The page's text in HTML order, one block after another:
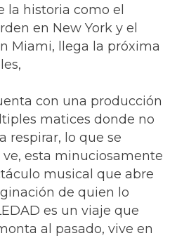
la historia como el
en New York y el
Miami, llega la próxima
con una producción
matices donde no
respirar, lo que se
esta minuciosamente
musical que abre
de quien lo
es un viaje que
al pasado, vive en